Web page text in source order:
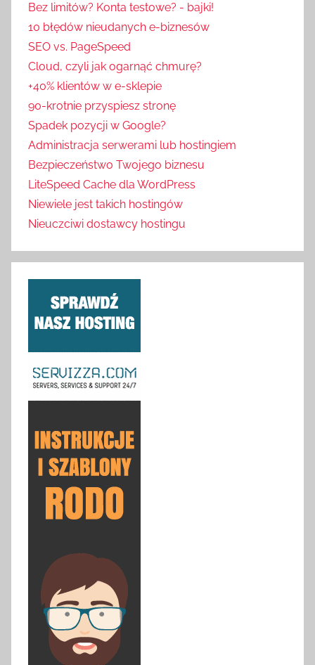
Bez limitów? Konta testowe? - bajki!
10 błędów nieudanych e-biznesów
SEO vs. PageSpeed
Cloud, czyli jak ogarnąć chmurę?
+40% klientów w e-sklepie
90-krotnie przyspiesz stronę
Spadek pozycji w Google?
Administracja serwerami lub hostingiem
Bezpieczeństwo Twojego biznesu
LiteSpeed Cache dla WordPress
Niewiele jest takich hostingów
Nieuczciwi dostawcy hostingu